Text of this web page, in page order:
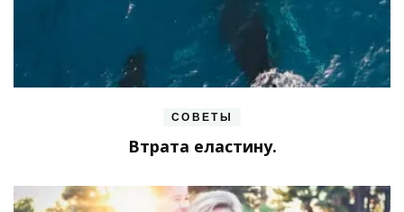
СОВЕТЫ
Втрата еластину.